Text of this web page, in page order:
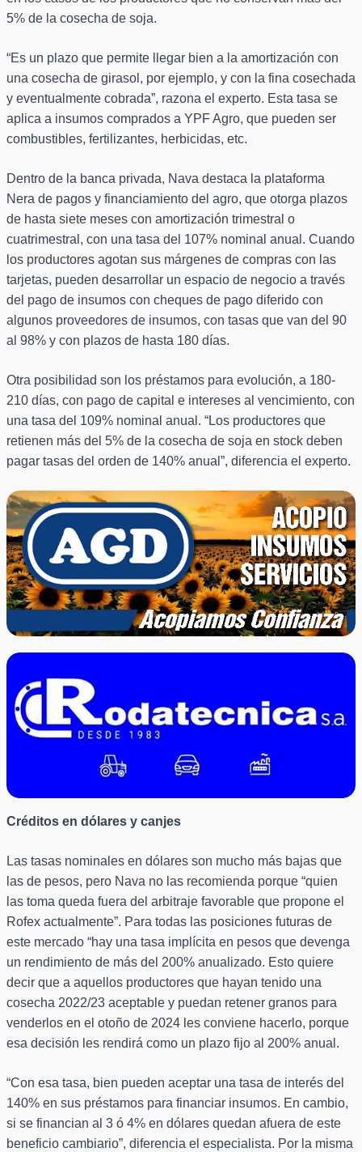
5% de la cosecha de soja.
“Es un plazo que permite llegar bien a la amortización con
una cosecha de girasol, por ejemplo, y con la fina cosechada
y eventualmente cobrada”, razona el experto. Esta tasa se
aplica a insumos comprados a YPF Agro, que pueden ser
combustibles, fertilizantes, herbicidas, etc.
Dentro de la banca privada, Nava destaca la plataforma
Nera de pagos y financiamiento del agro, que otorga plazos
de hasta siete meses con amortización trimestral o
cuatrimestral, con una tasa del 107% nominal anual. Cuando
los productores agotan sus márgenes de compras con las
tarjetas, pueden desarrollar un espacio de negocio a través
del pago de insumos con cheques de pago diferido con
algunos proveedores de insumos, con tasas que van del 90
al 98% y con plazos de hasta 180 días.
Otra posibilidad son los préstamos para evolución, a 180-
210 días, con pago de capital e intereses al vencimiento, con
una tasa del 109% nominal anual. “Los productores que
retienen más del 5% de la cosecha de soja en stock deben
pagar tasas del orden de 140% anual”, diferencia el experto.
Créditos en dólares y canjes
Las tasas nominales en dólares son mucho más bajas que
las de pesos, pero Nava no las recomienda porque “quien
las toma queda fuera del arbitraje favorable que propone el
Rofex actualmente”. Para todas las posiciones futuras de
este mercado “hay una tasa implícita en pesos que devenga
un rendimiento de más del 200% anualizado. Esto quiere
decir que a aquellos productores que hayan tenido una
cosecha 2022/23 aceptable y puedan retener granos para
venderlos en el otoño de 2024 les conviene hacerlo, porque
esa decisión les rendirá como un plazo fijo al 200% anual.
“Con esa tasa, bien pueden aceptar una tasa de interés del
140% en sus préstamos para financiar insumos. En cambio,
si se financian al 3 ó 4% en dólares quedan afuera de este
beneficio cambiario”, diferencia el especialista. Por la misma